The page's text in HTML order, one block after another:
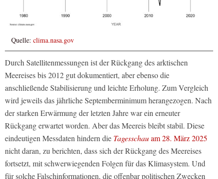
Quelle: clima.nasa.gov
Durch Satellitenmessungen ist der Rückgang des arktischen
Meereises bis 2012 gut dokumentiert, aber ebenso die
anschließende Stabilisierung und leichte Erholung. Zum Vergleich
wird jeweils das jährliche Septemberminimum herangezogen. Nach
der starken Erwärmung der letzten Jahre war ein erneuter
Rückgang erwartet worden. Aber das Meereis bleibt stabil. Diese
eindeutigen Messdaten hindern die Tagesschauam 28. März 2025
nicht daran, zu berichten, dass sich der Rückgang des Meereises
fortsetzt, mit schwerwiegenden Folgen für das Klimasystem. Und
für solche Falschinformationen, die offenbar politischen Zwecken